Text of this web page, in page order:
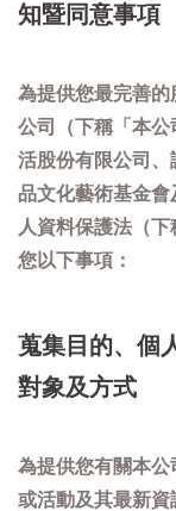
知暨同意事項
為提供您最完善
公司（下稱「本
活股份有限公司
品文化藝術基金會
人資料保護法（
您以下事項：
蒐集目的、個
對象及方式
為提供您有關本
或活動及其最新